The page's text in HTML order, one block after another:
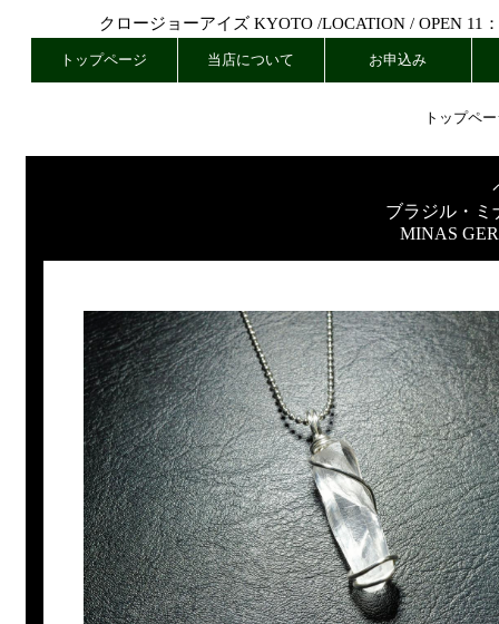
クロージョーアイズ KYOTO /LOCATION / OPEN 11
トップページ 当店について お申込み
トップペ
ブラジル・
MINAS